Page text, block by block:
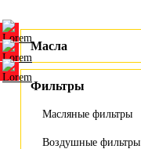
Масла
Фильтры
Масляные фильтры
Воздушные фильтры